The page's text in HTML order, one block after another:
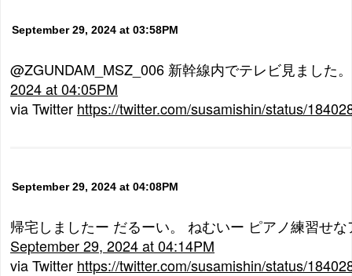
September 29, 2024 at 03:58PM
@ZGUNDAM_MSZ_006 新幹線内でテレビ見ました
2024 at 04:05PM
via Twitter https://twitter.com/susamishin/status/
September 29, 2024 at 04:08PM
帰宅しましたー だるーい。 ねむいー ピアノ練習せ
September 29, 2024 at 04:14PM
via Twitter https://twitter.com/susamishin/status/